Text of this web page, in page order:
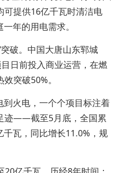
可提供16亿千瓦时清洁电
年的用电需求。
破。中国大唐山东郓城
日前投入商业运营，在燃
突破50%。
到火电，一个个项目标注着
迹——截至5月底，全国累
瓦，同比增长11.0%，规